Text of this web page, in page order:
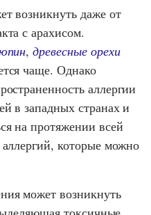
возникнуть даже от
с арахисом.
,древесные орехи
чаще. Однако
аллергии
в западных странах и
на протяжении всей
которые можно
может возникнуть